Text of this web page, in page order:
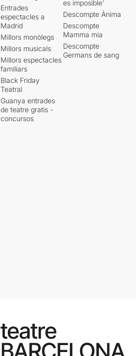
Entrades
espectacles a
Madrid
Millors monòlegs
Millors musicals
Millors espectacles
familiars
Black Friday
Teatral
Guanya entrades
de teatre gratis -
concursos
es imposible'
Descompte Ànima
Descompte
Mamma mia
Descompte
Germans de sang